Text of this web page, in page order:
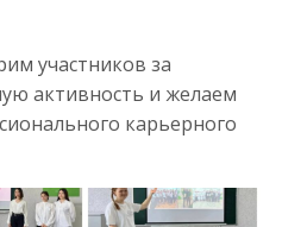
участников за
активность и желаем
карьерного